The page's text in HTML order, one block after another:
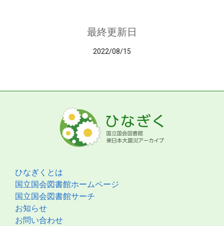
最終更新日
2022/08/15
ひなぎくとは
国立国会図書館ホームページ
国立国会図書館サーチ
お知らせ
お問い合わせ